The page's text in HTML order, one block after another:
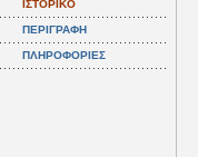
ΙΣΤΟΡΙΚΟ
ΠΕΡΙΓΡΑΦΗ
ΠΛΗΡΟΦΟΡΙΕΣ